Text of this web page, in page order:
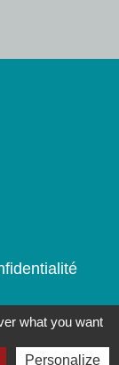
what you want
Personalize